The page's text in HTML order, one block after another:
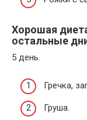
Хорошая
остальные
5 день.
Гречка,
Груша.